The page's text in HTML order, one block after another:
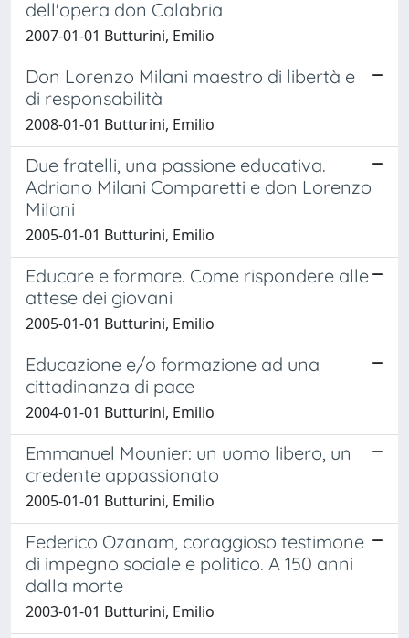
dell'opera don Calabria
2007-01-01 Butturini, Emilio
Don Lorenzo Milani maestro di libertà e
di responsabilità
2008-01-01 Butturini, Emilio
Due fratelli, una passione educativa.
Adriano Milani Comparetti e don Lorenzo
Milani
2005-01-01 Butturini, Emilio
Educare e formare. Come rispondere alle
attese dei giovani
2005-01-01 Butturini, Emilio
Educazione e/o formazione ad una
cittadinanza di pace
2004-01-01 Butturini, Emilio
Emmanuel Mounier: un uomo libero, un
credente appassionato
2005-01-01 Butturini, Emilio
Federico Ozanam, coraggioso testimone
di impegno sociale e politico. A 150 anni
dalla morte
2003-01-01 Butturini, Emilio